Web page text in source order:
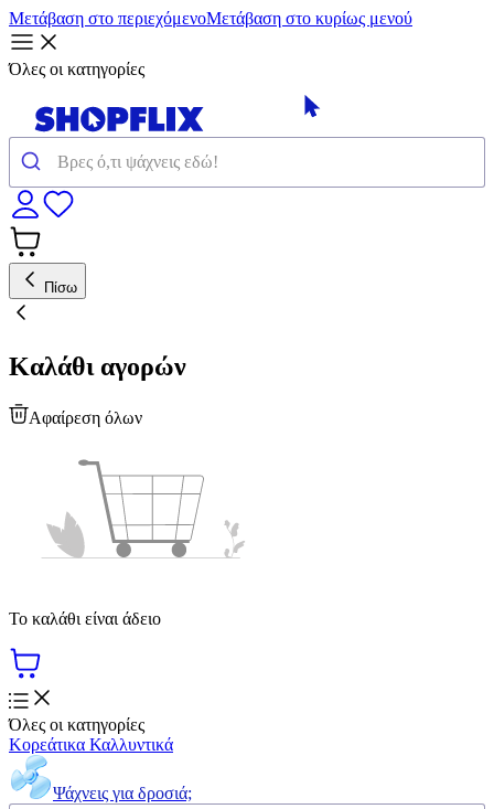
Μετάβαση στο περιεχόμενοΜετάβαση στο κυρίως μενού
Όλες οι κατηγορίες
Πίσω
Καλάθι αγορών
Αφαίρεση όλων
Το καλάθι είναι άδειο
Όλες οι κατηγορίες
Κορεάτικα Καλλυντικά
Ψάχνεις για δροσιά;